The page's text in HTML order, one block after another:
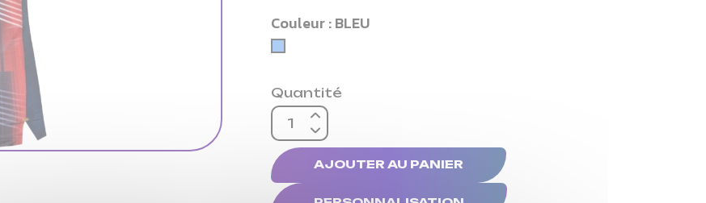
Couleur : BLEU
BLEU
Quantité
AJOUTER AU PANIER